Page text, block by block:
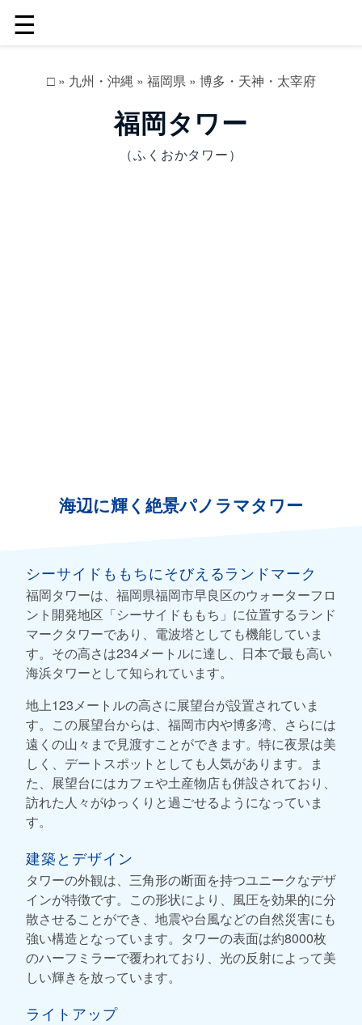
☰
□» 九州・沖縄 » 福岡県» 博多・天神・太宰府
福岡タワー
（ふくおかタワー）
海辺に輝く絶景パノラマタワー
シーサイドももちにそびえるランドマーク
福岡タワーは、福岡県福岡市早良区のウォーターフロ
ント開発地区「シーサイドももち」に位置するランド
マークタワーであり、電波塔としても機能していま
す。その高さは234メートルに達し、日本で最も高い
海浜タワーとして知られています。
地上123メートルの高さに展望台が設置されていま
す。この展望台からは、福岡市内や博多湾、さらには
遠くの山々まで見渡すことができます。特に夜景は美
しく、デートスポットとしても人気があります。ま
た、展望台にはカフェや土産物店も併設されており、
訪れた人々がゆっくりと過ごせるようになっていま
す。
建築とデザイン
タワーの外観は、三角形の断面を持つユニークなデザ
インが特徴です。この形状により、風圧を効果的に分
散させることができ、地震や台風などの自然災害にも
強い構造となっています。タワーの表面は約8000枚
のハーフミラーで覆われており、光の反射によって美
しい輝きを放っています。
ライトアップ